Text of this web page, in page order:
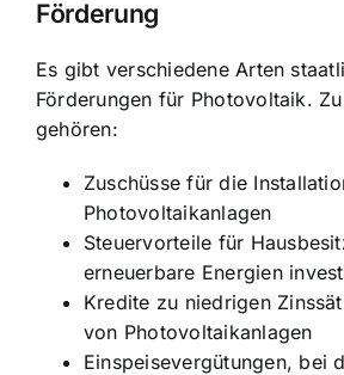
Förderung
Es gibt verschiedene Arten
Förderungen für Photovoltaik.
gehören:
Zuschüsse für die
Photovoltaikanlagen
Steuervorteile für
erneuerbare Energien
Kredite zu niedrigen
von Photovoltaikanlagen
Einspeisevergütungen, bei